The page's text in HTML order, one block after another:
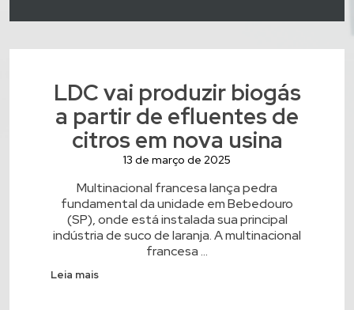
LDC vai produzir biogás
a partir de efluentes de
citros em nova usina
13 de março de 2025
Multinacional francesa lança pedra
fundamental da unidade em Bebedouro
(SP), onde está instalada sua principal
indústria de suco de laranja. A multinacional
francesa ...
Leia mais